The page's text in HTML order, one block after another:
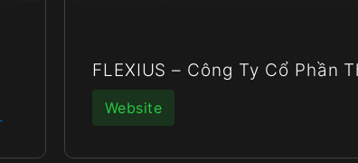
FLEXIUS – Công Ty Cổ Phần
Website